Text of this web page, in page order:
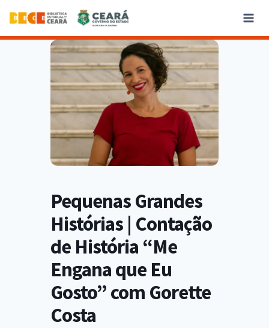
Pequenas Grandes
Histórias | Contação
de História “Me
Engana que Eu
Gosto” com Gorette
Costa